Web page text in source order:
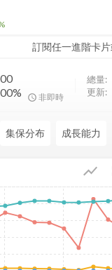
訂閱任一進階卡
非即時
總量:
更新:
集保分布 成長能力
show_chart